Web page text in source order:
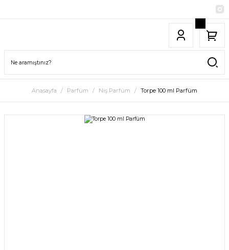
Anasayfa Parfüm Niş Parfüm Torpe 100 ml Parfüm